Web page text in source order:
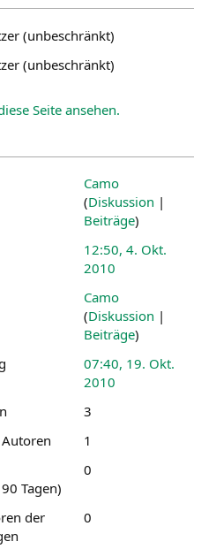
(unbeschränkt)
(unbeschränkt)
Seite ansehen.
Camo
(Diskussion |
Beiträge)
12:50, 4. Okt.
2010
Camo
(Diskussion |
Beiträge)
07:40, 19. Okt.
2010
3
1
Tagen)
0
der
0